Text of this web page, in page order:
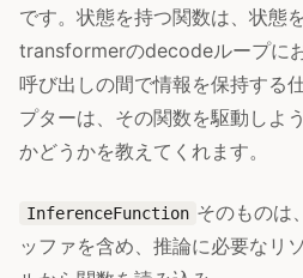
です。状態を持つ関数は、状態
transformerのdecodeループに
呼び出しの間で情報を保持する
プターは、その関数を駆動しよ
かどうかを教えてくれます。
InferenceFunction そのものは
ッファを含め、推論に必要なリ